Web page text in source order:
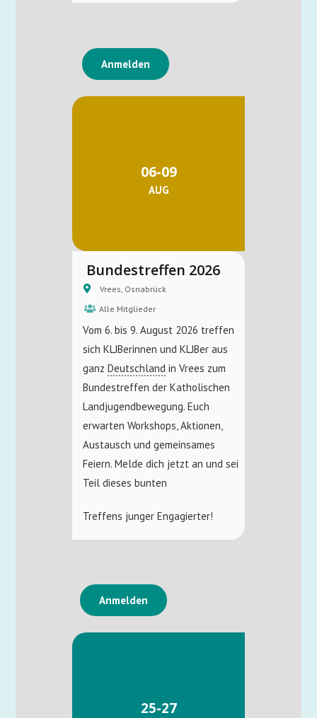
Anmelden
06-09
AUG
Bundestreffen 2026
Vrees, Osnabrück
Alle Mitglieder
Vom 6. bis 9. August 2026 treffen
sich KLJBerinnen und KLJBer aus
ganzDeutschland in Vrees zum
Bundestreffen der Katholischen
Landjugendbewegung. Euch
erwarten Workshops, Aktionen,
Austausch und gemeinsames
Feiern. Melde dich jetzt an und sei
Teil dieses bunten
Treffens junger Engagierter!
Anmelden
25-27